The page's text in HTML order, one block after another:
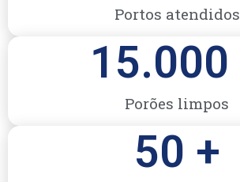
Portos atendidos
15.000
Porões limpos
50 +